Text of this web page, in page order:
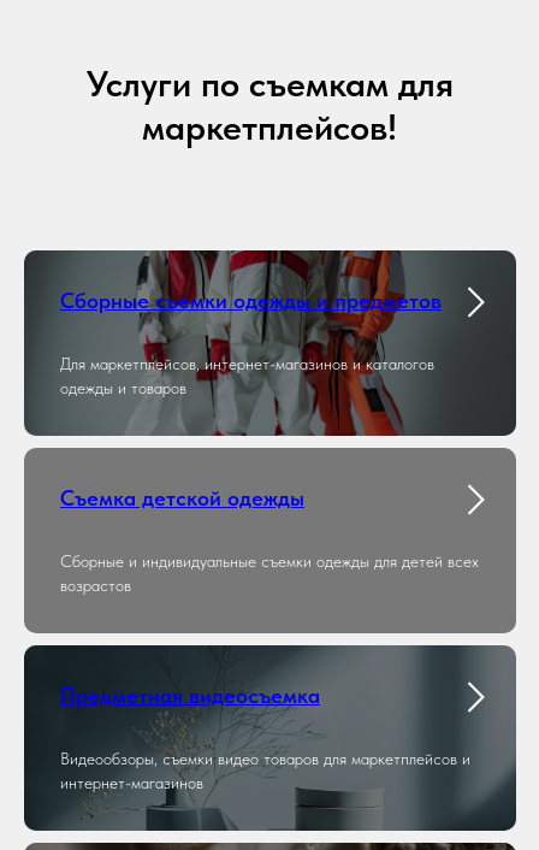
Услуги по съемкам для
маркетплейсов!
Сборные съемки одежды и предметов
Для маркетплейсов, интернет-магазинов и каталогов
одежды и товаров
Съемка детской одежды
Сборные и индивидуальные съемки одежды для детей всех
возрастов
Предметная видеосъемка
Видеообзоры, съемки видео товаров для маркетплейсов и
интернет-магазинов